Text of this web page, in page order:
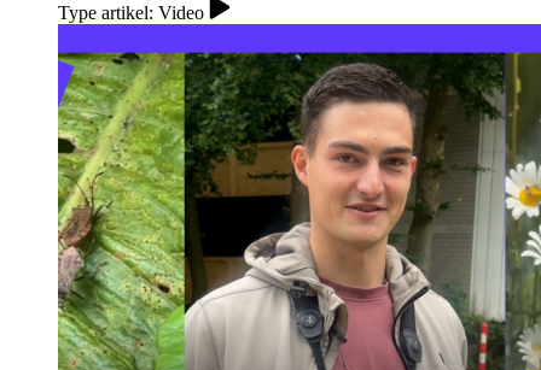
Type artikel: Video